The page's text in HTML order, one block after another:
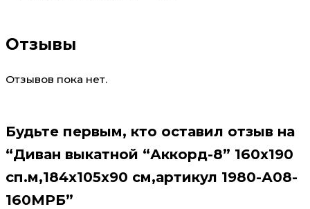
Отзывы
Отзывов пока нет.
Будьте первым, кто оставил отзыв на
“Диван выкатной “Аккорд-8” 160х190
сп.м,184х105х90 см,артикул 1980-А08-
160МРБ”